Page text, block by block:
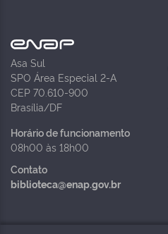
Asa Sul
SPO Área Especial 2-A
CEP 70.610-900
Brasília/DF
Horário de funcionamento
08h00 às 18h00
Contato
biblioteca@enap.gov.br